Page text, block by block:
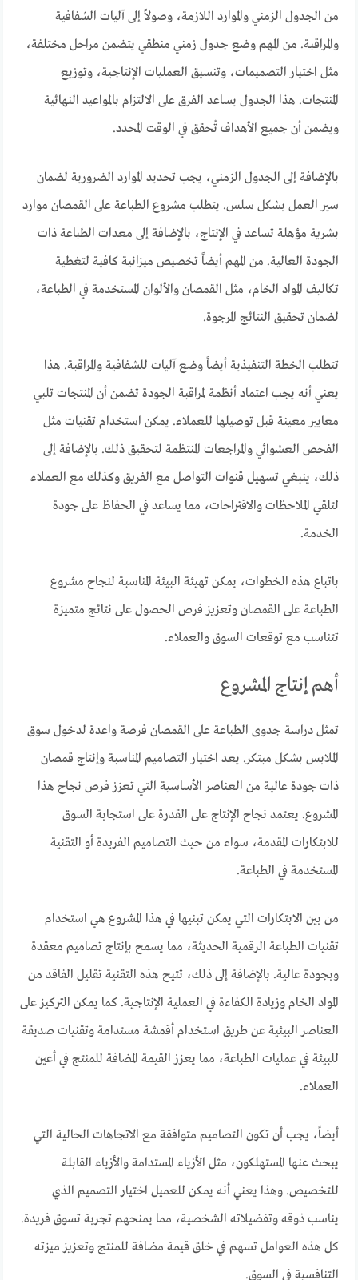
من الجدول الزمني والموارد اللازمة، وصولاً إلى آليات الشفافية
والمراقبة. من المهم وضع جدول زمني منطقي يتضمن مراحل مختلفة،
مثل اختيار التصميمات، وتنسيق العمليات الإنتاجية، وتوزيع
المنتجات. هذا الجدول يساعد الفرق على الالتزام بالمواعيد النهائية
ويضمن أن جميع الأهداف تُحقق في الوقت المحدد.
بالإضافة إلى الجدول الزمني، يجب تحديد الموارد الضرورية لضمان
سير العمل بشكل سلس. يتطلب مشروع الطباعة على القمصان موارد
بشرية مؤهلة تساعد في الإنتاج، بالإضافة إلى معدات الطباعة ذات
الجودة العالية. من المهم أيضاً تخصيص ميزانية كافية لتغطية
تكاليف المواد الخام، مثل القمصان والألوان المستخدمة في الطباعة،
لضمان تحقيق النتائج المرجوة.
تتطلب الخطة التنفيذية أيضاً وضع آليات للشفافية والمراقبة. هذا
يعني أنه يجب اعتماد أنظمة لمراقبة الجودة تضمن أن المنتجات تلبي
معايير معينة قبل توصيلها للعملاء. يمكن استخدام تقنيات مثل
الفحص العشوائي والمراجعات المنتظمة لتحقيق ذلك. بالإضافة إلى
ذلك، ينبغي تسهيل قنوات التواصل مع الفريق وكذلك مع العملاء
لتلقي الملاحظات والاقتراحات، مما يساعد في الحفاظ على جودة
الخدمة.
باتباع هذه الخطوات، يمكن تهيئة البيئة المناسبة لنجاح مشروع
الطباعة على القمصان وتعزيز فرص الحصول على نتائج متميزة
تتناسب مع توقعات السوق والعملاء.
أهم إنتاج المشروع
تمثل دراسة جدوى الطباعة على القمصان فرصة واعدة لدخول سوق
الملابس بشكل مبتكر. يعد اختيار التصاميم المناسبة وإنتاج قمصان
ذات جودة عالية من العناصر الأساسية التي تعزز فرص نجاح هذا
المشروع. يعتمد نجاح الإنتاج على القدرة على استجابة السوق
للابتكارات المقدمة، سواء من حيث التصاميم الفريدة أو التقنية
المستخدمة في الطباعة.
من بين الابتكارات التي يمكن تبنيها في هذا المشروع هي استخدام
تقنيات الطباعة الرقمية الحديثة، مما يسمح بإنتاج تصاميم معقدة
وبجودة عالية. بالإضافة إلى ذلك، تتيح هذه التقنية تقليل الفاقد من
المواد الخام وزيادة الكفاءة في العملية الإنتاجية. كما يمكن التركيز على
العناصر البيئية عن طريق استخدام أقمشة مستدامة وتقنيات صديقة
للبيئة في عمليات الطباعة، مما يعزز القيمة المضافة للمنتج في أعين
العملاء.
أيضاً، يجب أن تكون التصاميم متوافقة مع الاتجاهات الحالية التي
يبحث عنها المستهلكون، مثل الأزياء المستدامة والأزياء القابلة
للتخصيص. وهذا يعني أنه يمكن للعميل اختيار التصميم الذي
يناسب ذوقه وتفضيلاته الشخصية، مما يمنحهم تجربة تسوق فريدة.
كل هذه العوامل تسهم في خلق قيمة مضافة للمنتج وتعزيز ميزته
التنافسية في السوق.